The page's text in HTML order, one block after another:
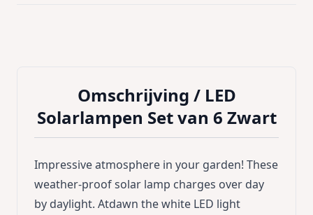
Omschrijving / LED
Solarlampen Set van 6 Zwart
Impressive atmosphere in your garden! These
weather-proof solar lamp charges over day
by daylight. Atdawn the white LED light